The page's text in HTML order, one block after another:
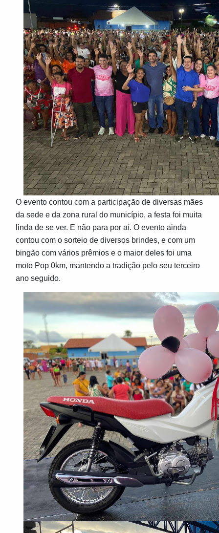
O evento contou com a participação de diversas mães
da sede e da zona rural do município, a festa foi muita
linda de se ver. E não para por aí. O evento ainda
contou com o sorteio de diversos brindes, e com um
bingão com vários prêmios e o maior deles foi uma
moto Pop 0km, mantendo a tradição pelo seu terceiro
ano seguido.